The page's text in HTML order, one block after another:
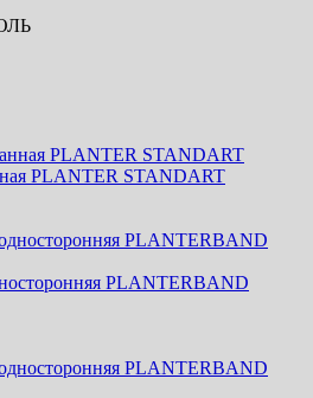
PLANTER STANDART
PLANTERBAND